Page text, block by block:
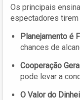
Os principais
espectadores
Planejamento é
chances de
Cooperação
pode levar a
O Valor do